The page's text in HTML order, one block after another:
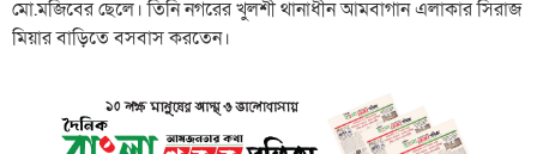
মো.মজিবের ছেলে। তিনি নগরের খুলশী থানাধীন আমবাগান এলাকার সিরাজ
মিয়ার বাড়িতে বসবাস করতেন।